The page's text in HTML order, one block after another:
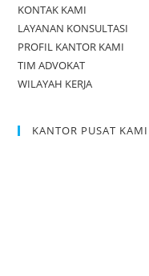
KONTAK KAMI
LAYANAN KONSULTASI
PROFIL KANTOR KAMI
TIM ADVOKAT
WILAYAH KERJA
KANTOR PUSAT KAMI